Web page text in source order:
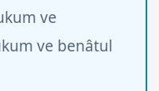
ve
ve benâtul